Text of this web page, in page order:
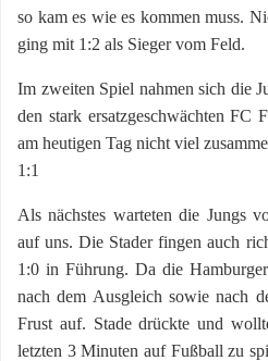
so kam es wie es kommen muss.
ging mit 1:2 als Sieger vom Feld.
Im zweiten Spiel nahmen sich die
den stark ersatzgeschwächten FC
am heutigen Tag nicht viel
1:1
Als nächstes warteten die Jungs
auf uns. Die Stader fingen auch
1:0 in Führung. Da die
nach dem Ausgleich sowie nach
Frust auf. Stade drückte und
letzten 3 Minuten auf Fußball zu